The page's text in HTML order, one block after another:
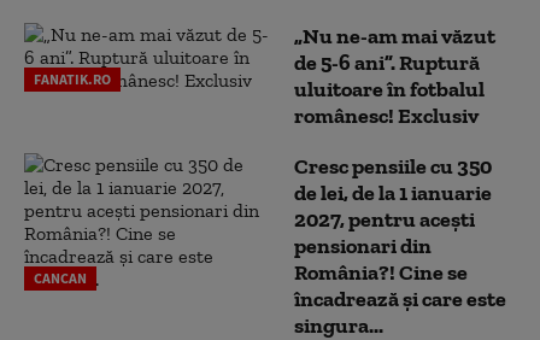
FANATIK.RO
„Nu ne-am mai văzut
de 5-6 ani”. Ruptură
uluitoare în fotbalul
românesc! Exclusiv
CANCAN
Cresc pensiile cu 350
de lei, de la 1 ianuarie
2027, pentru acești
pensionari din
România?! Cine se
încadrează și care este
singura...